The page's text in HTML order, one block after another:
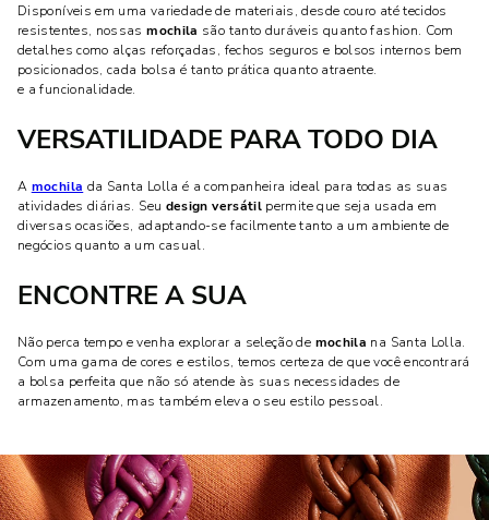
Disponíveis em uma variedade de materiais, desde couro até tecidos
resistentes, nossasmochila são tanto duráveis quanto fashion. Com
detalhes como alças reforçadas, fechos seguros e bolsos internos bem
posicionados, cada bolsa é tanto prática quanto atraente.
e a funcionalidade.
VERSATILIDADE PARA TODO DIA
A mochila da Santa Lolla é a companheira ideal para todas as suas
atividades diárias. Seu design versátil permite que seja usada em
diversas ocasiões, adaptando-se facilmente tanto a um ambiente de
negócios quanto a um casual.
ENCONTRE A SUA
Não perca tempo e venha explorar a seleção de mochila na Santa Lolla.
Com uma gama de cores e estilos, temos certeza de que você encontrará
a bolsa perfeita que não só atende às suas necessidades de
armazenamento, mas também eleva o seu estilo pessoal.